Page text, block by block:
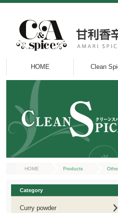
HOME Clean
HOME Products
Category
Curry powder